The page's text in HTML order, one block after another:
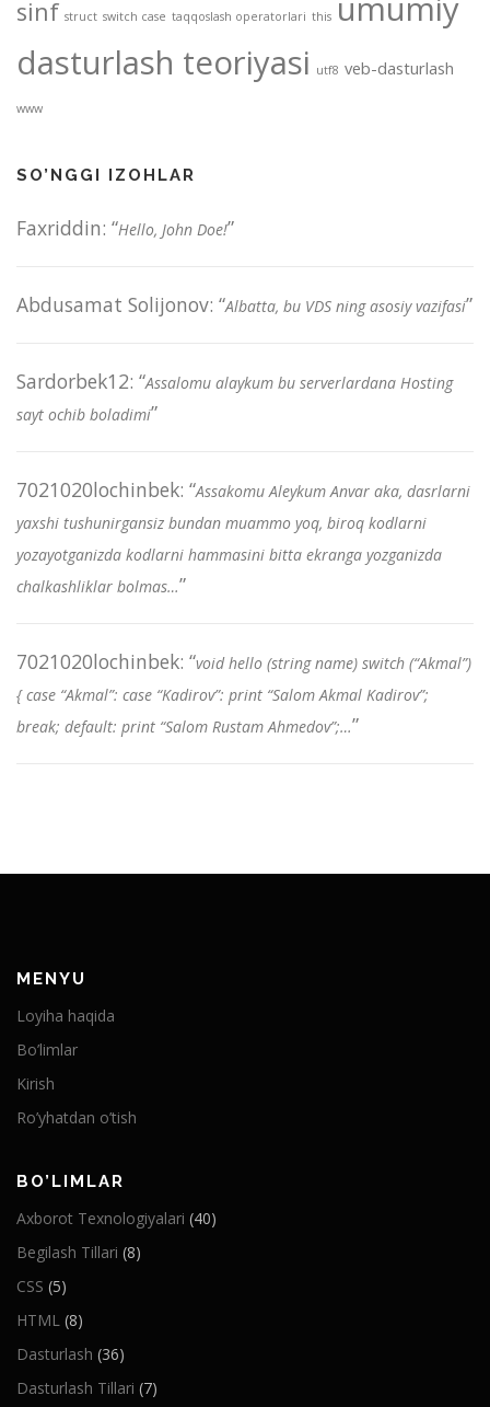
sinf struct switch case taqqoslash operatorlari this
dasturlash teoriyasi utf8 veb-dasturlash
www
SO’NGGI IZOHLAR
Faxriddin: “Hello, John Doe!”
Abdusamat Solijonov: “Albatta, bu VDS ning asosiy vazifasi”
Sardorbek12: “Assalomu alaykum bu serverlardana Hosting
sayt ochib boladimi”
7021020lochinbek: “Assakomu Aleykum Anvar aka, dasrlarni
yaxshi tushunirgansiz bundan muammo yoq, biroq kodlarni
yozayotganizda kodlarni hammasini bitta ekranga yozganizda
chalkashliklar bolmas…”
7021020lochinbek: “void hello (string name) switch (“Akmal”)
{ case “Akmal”: case “Kadirov”: print “Salom Akmal Kadirov”;
break; default: print “Salom Rustam Ahmedov”;…”
MENYU
Loyiha haqida
Bo’limlar
Kirish
Ro’yhatdan o’tish
BO’LIMLAR
Axborot Texnologiyalari (40)
Begilash Tillari (8)
CSS (5)
HTML (8)
Dasturlash (36)
Dasturlash Tillari (7)